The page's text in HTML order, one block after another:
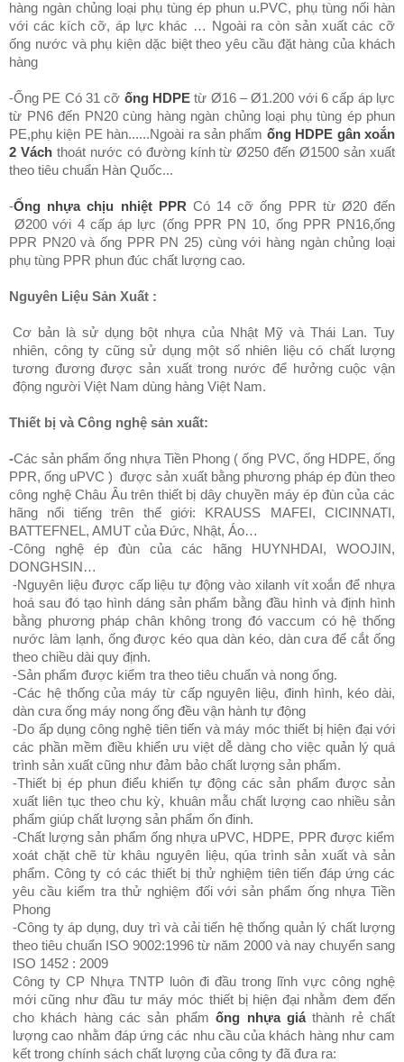
hàng ngàn chủng loại phụ tùng ép phun u.PVC, phụ tùng nối hàn
với các kích cỡ, áp lực khác … Ngoài ra còn sản xuất các cỡ
ống nước và phụ kiện dặc biệt theo yêu cầu đặt hàng của khách
hàng
-Ống PE Có 31 cỡ ống HDPE từ Ø16 – Ø1.200 với 6 cấp áp lực
từ PN6 đến PN20 cùng hàng ngàn chủng loại phụ tùng ép phun
PE,phụ kiện PE hàn......Ngoài ra sản phẩm ống HDPE gân xoắn
2 Váchthoát nước có đường kính từ Ø250 đến Ø1500 sản xuất
theo tiêu chuẩn Hàn Quốc...
-Ống nhựa chịu nhiệt PPR Có 14 cỡ ống PPR từ Ø20 đến
Ø200 với 4 cấp áp lực (ống PPR PN 10, ống PPR PN16,ống
PPR PN20 và ống PPR PN 25) cùng với hàng ngàn chủng loại
phụ tùng PPR phun đúc chất lượng cao.
Nguyên Liệu Sản Xuất :
Cơ bản là sử dụng bột nhựa của Nhật Mỹ và Thái Lan. Tuy
nhiên, công ty cũng sử dụng một số nhiên liệu có chất lượng
tương đương được sản xuất trong nước để hưởng cuộc vận
động người Việt Nam dùng hàng Việt Nam.
Thiết bị và Công nghệ sản xuất:
-Các sản phẩm ống nhựa Tiền Phong ( ống PVC, ống HDPE, ống
PPR, ống uPVC ) được sản xuất bằng phương pháp ép đùn theo
công nghệ Châu Âu trên thiết bị dây chuyền máy ép đùn của các
hãng nổi tiếng trên thế giới: KRAUSS MAFEI, CICINNATI,
BATTEFNEL, AMUT của Đức, Nhật, Áo…
-Công nghệ ép đùn của các hãng HUYNHDAI, WOOJIN,
DONGHSIN…
-Nguyên liệu được cấp liệu tự động vào xilanh vít xoắn để nhựa
hoá sau đó tạo hình dáng sản phẩm bằng đầu hình và định hình
bằng phương pháp chân không trong đó vaccum có hệ thống
nước làm lạnh, ống được kéo qua dàn kéo, dàn cưa để cắt ống
theo chiều dài quy định.
-Sản phẩm được kiểm tra theo tiêu chuẩn và nong ống.
-Các hệ thống của máy từ cấp nguyên liệu, đinh hình, kéo dài,
dàn cưa ống máy nong ống đều vận hành tự động
-Do ấp dụng công nghệ tiên tiến và máy móc thiết bị hiện đại với
các phần mềm điều khiển ưu việt dễ dàng cho việc quản lý quá
trình sản xuất cũng như đảm bảo chất lượng sản phẩm.
-Thiết bị ép phun điểu khiển tự động các sản phẩm được sản
xuất liên tục theo chu kỳ, khuân mẫu chất lượng cao nhiều sản
phẩm giúp chất lượng sản phẩm ổn đinh.
-Chất lượng sản phẩm ống nhựa uPVC, HDPE, PPR được kiểm
xoát chặt chẽ từ khâu nguyên liệu, qúa trình sản xuất và sản
phẩm. Công ty có các thiết bị thử nghiệm tiên tiến đáp ứng các
yêu cầu kiểm tra thử nghiệm đối với sản phẩm ống nhựa Tiền
Phong
-Công ty áp dụng, duy trì và cải tiến hệ thống quản lý chất lượng
theo tiêu chuẩn ISO 9002:1996 từ năm 2000 và nay chuyển sang
ISO 1452 : 2009
Công ty CP Nhựa TNTP luôn đi đầu trong lĩnh vực công nghệ
mới cũng như đầu tư máy móc thiết bị hiện đại nhằm đem đến
cho khách hàng các sản phẩmống nhựa giáthành rẻ chất
lượng cao nhằm đáp ứng các nhu cầu của khách hàng như cam
kết trong chính sách chất lượng của công ty đã đưa ra: